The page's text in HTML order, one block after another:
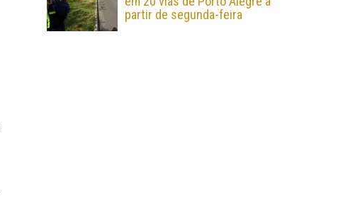
partir de segunda-feira